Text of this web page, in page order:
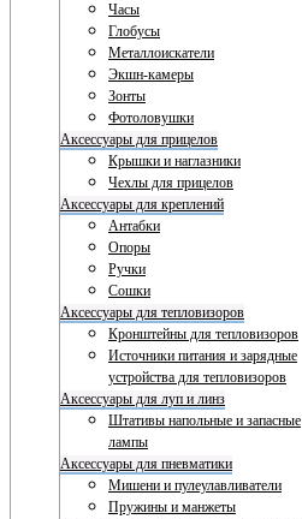
Часы
Глобусы
Металлоискатели
Экшн-камеры
Зонты
Фотоловушки
Аксессуары для прицелов
Крышки и наглазники
Чехлы для прицелов
Аксессуары для креплений
Антабки
Опоры
Ручки
Сошки
Аксессуары для тепловизоров
Кронштейны для тепловизоров
Источники питания и зарядные
устройства для тепловизоров
Аксессуары для луп и линз
Штативы напольные и запасные
лампы
Аксессуары для пневматики
Мишени и пулеулавливатели
Пружины и манжеты